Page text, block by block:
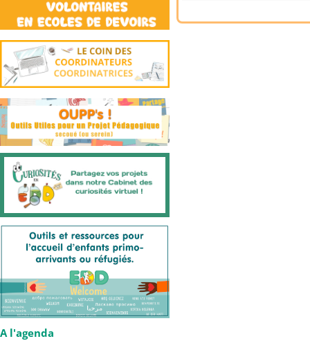
A l'agenda